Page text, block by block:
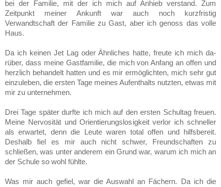
bei der Fami­lie, mit der ich mich auf Anhieb verstand. Zum
Zeitpunkt meiner Ankunft war auch noch kurzfristig
Verwandtschaft der Familie zu Gast, aber ich genoss das volle
Haus.
Da ich keinen Jet Lag oder Ähnliches hatte, freute ich mich da­­­
rüber, dass meine Gastfamilie, die mich von Anfang an offen und
herzlich behandelt hatten und es mir ermög­lichten, mich sehr gut
einzuleben, die ersten Tage meines Aufenthal­ts nutzten, etwas mit
mir zu unternehmen.
Drei Tage später durfte ich mich auf den ersten Schultag freuen.
Meine Ner­­vo­sität und Orientierungslosigkeit verlor ich schneller
als erwartet, denn die Leute waren total offen und hilfsbereit.
Deshalb fiel es mir auch nicht schwer, Freund­schaften zu
schließen, was unter anderem ein Grund war, warum ich mich an
der Schule so wohl fühlte.
Was mir auch gefiel, war die Auswahl an Fächern. Da ich die